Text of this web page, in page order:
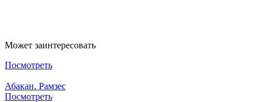
Может заинтересовать
Посмотреть
Абакан. Рамзес
Посмотреть